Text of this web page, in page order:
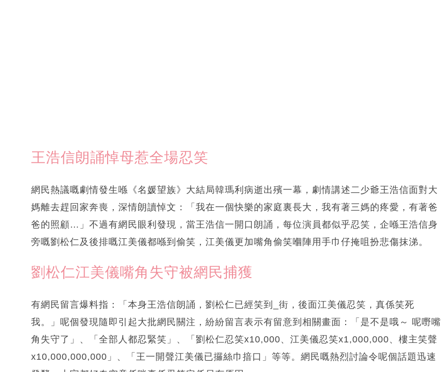
王浩信朗誦悼母惹全場忍笑
網民熱議嘅劇情發生喺《名媛望族》大結局韓瑪利病逝出殯一幕，劇情講述二少爺王浩信面對大
媽離去趕回家奔喪，深情朗讀悼文：「我在一個快樂的家庭裏長大，我有著三媽的疼愛，有著爸
爸的照顧…」不過有網民眼利發現，當王浩信一開口朗誦，每位演員都似乎忍笑，企喺王浩信身
旁嘅劉松仁及後排嘅江美儀都喺到偷笑，江美儀更加嘴角偷笑嗰陣用手巾仔掩咀扮悲傷抹涕。
劉松仁江美儀嘴角失守被網民捕獲
有網民留言爆料指：「本身王浩信朗誦，劉松仁已經笑到_街，後面江美儀忍笑，真係笑死
我。」呢個發現隨即引起大批網民關注，紛紛留言表示有留意到相關畫面：「是不是哦～ 呢嘢嘴
角失守了」、「全部人都忍緊笑」、「劉松仁忍笑x10,000、江美儀忍笑x1,000,000、樓主笑聲
x10,000,000,000」、「王一開聲江美儀已攞絲巾揞口」等等。網民嘅熱烈討論令呢個話題迅速